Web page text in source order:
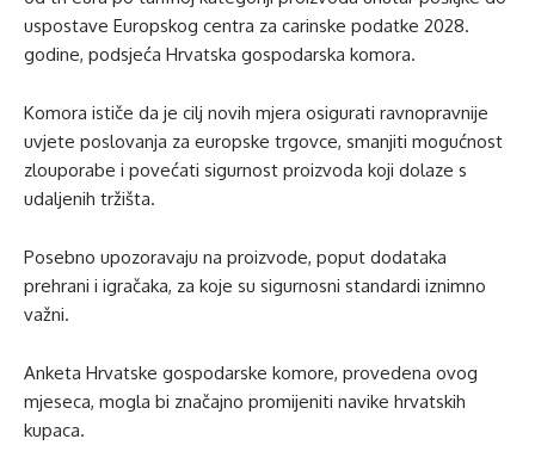
uspostave Europskog centra za carinske podatke 2028.
godine, podsjeća Hrvatska gospodarska komora.
Komora ističe da je cilj novih mjera osigurati ravnopravnije
uvjete poslovanja za europske trgovce, smanjiti mogućnost
zlouporabe i povećati sigurnost proizvoda koji dolaze s
udaljenih tržišta.
Posebno upozoravaju na proizvode, poput dodataka
prehrani i igračaka, za koje su sigurnosni standardi iznimno
važni.
Anketa Hrvatske gospodarske komore, provedena ovog
mjeseca, mogla bi značajno promijeniti navike hrvatskih
kupaca.